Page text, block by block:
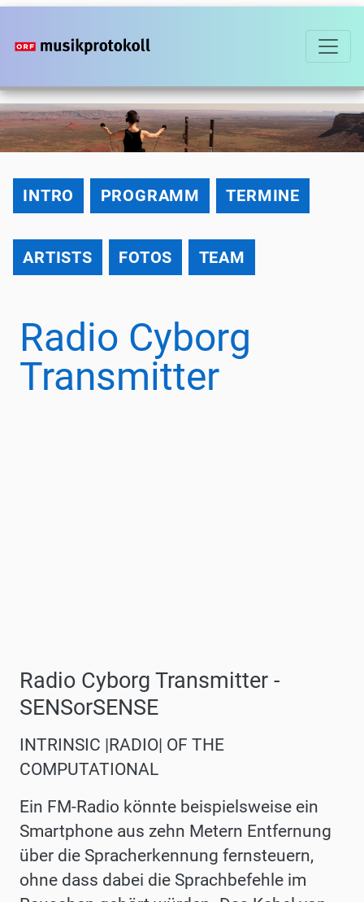
Direkt
zum
INTRO
PROGRAMM TERMINE
ARTISTS FOTOS TEAM
Radio Cyborg
Transmitter
Radio Cyborg Transmitter -
SENSorSENSE
INTRINSIC |RADIO| OF THE
COMPUTATIONAL
Ein FM-Radio könnte beispielsweise ein
Smartphone aus zehn Metern Entfernung
über die Spracherkennung fernsteuern,
ohne dass dabei die Sprachbefehle im